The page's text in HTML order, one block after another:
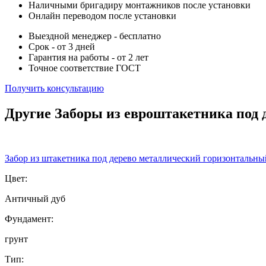
Наличными бригадиру монтажников после установки
Онлайн переводом после установки
Выездной менеджер - бесплатно
Срок - от 3 дней
Гарантия на работы - от 2 лет
Точное соответствие ГОСТ
Получить консультацию
Другие Заборы из евроштакетника под
Забор из штакетника под дерево металлический
Цвет:
Античный дуб
Фундамент:
грунт
Тип: